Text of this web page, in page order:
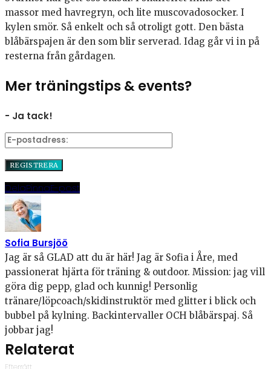
massor med havregryn, och lite muscovadosocker. I
kylen smör. Så enkelt och så otroligt gott. Den bästa
blåbärspajen är den som blir serverad. Idag går vi in på
resterna från gårdagen.
Mer träningstips & events?
- Ja tack!
DelaPinnaE-post
Sofia Bursjöö
Jag är så GLAD att du är här! Jag är Sofia i Åre, med
passionerat hjärta för träning & outdoor. Mission: jag vill
göra dig pepp, glad och kunnig! Personlig
tränare/löpcoach/skidinstruktör med glitter i blick och
bubbel på kylning. Backintervaller OCH blåbärspaj. Så
jobbar jag!
Relaterat
Efterrätt